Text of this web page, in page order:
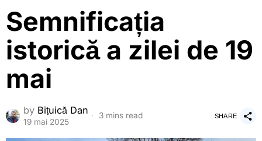
Semnificația
istorică a zilei de 19
mai
by Bițuică Dan
19 mai 2025
3 mins read SHARE